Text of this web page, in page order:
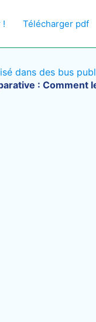
! Télécharger pdf
dans des bus
: Comment